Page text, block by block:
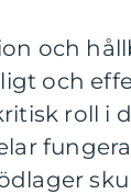
och
och
roll i